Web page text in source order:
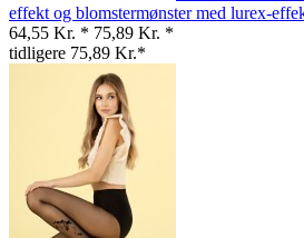
effekt og blomstermønster med lurex-
64,55 Kr. * 75,89 Kr. *
tidligere 75,89 Kr.*